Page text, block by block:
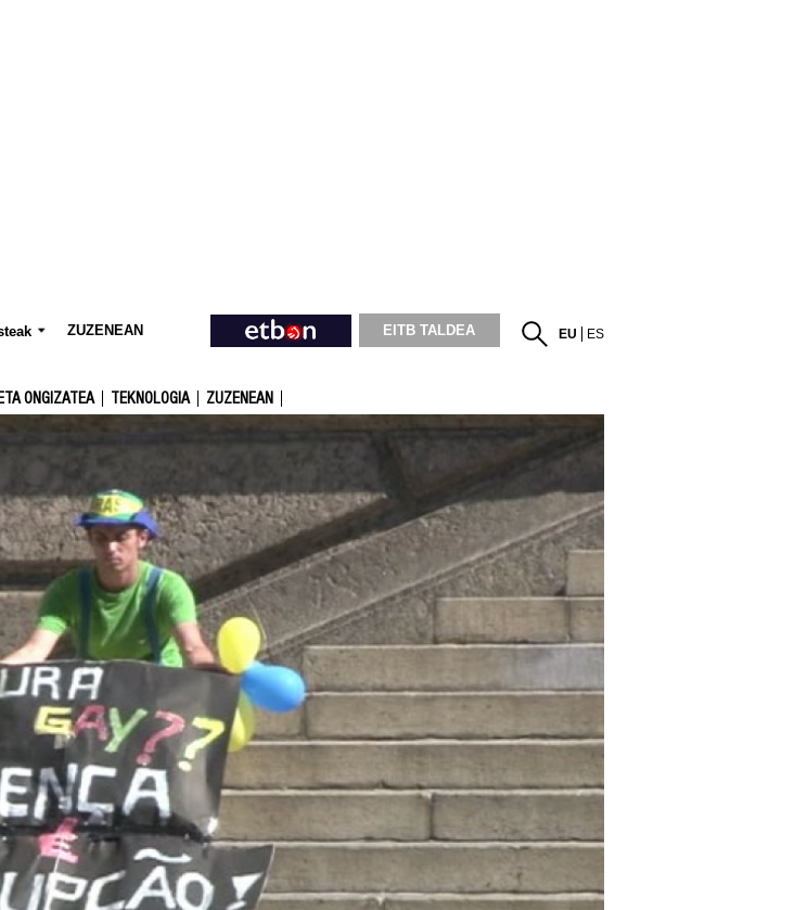
ZUZENEAN EITB TALDEA EU ES
ONGIZATEA TEKNOLOGIA ZUZENEAN